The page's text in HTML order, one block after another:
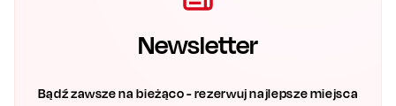
Newsletter
Bądź zawsze na bieżąco - rezerwuj najlepsze miejsca